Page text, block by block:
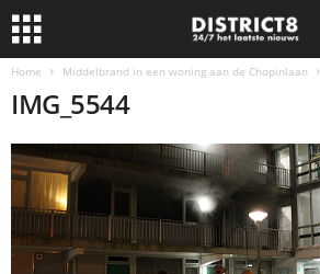
Home Middelbrand in een woning aan de Chopinlaan
IMG_5544